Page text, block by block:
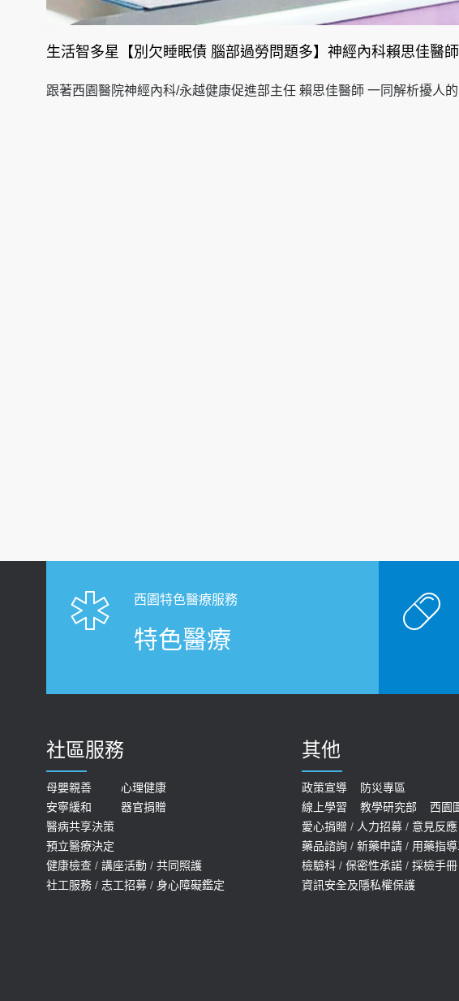
生活智多星【別欠睡眠債 腦部過勞問題多】神經內科賴思佳醫師
跟著西園醫院神經內科/永越健康促進部主任 賴思佳醫師 一同解析擾人
西園特色醫療服務
特色醫療
社區服務
母嬰親善
心理健康
安寧緩和
器官捐贈
醫病共享決策
預立醫療決定
健康檢查 / 講座活動 / 共同照護
社工服務 / 志工招募 / 身心障礙鑑定
其他
政策宣導
防災專區
線上學習
教學研究部
西園
愛心捐贈 / 人力招募 / 意見反應
藥品諮詢 / 新藥申請 / 用藥指
檢驗科 / 保密性承諾 / 採檢手冊
資訊安全及隱私權保護